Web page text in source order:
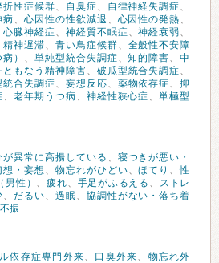
折性症候群、 自臭症、 自律神経失調症、
病、 心因性の性欲減退 、 心因性の発熱、
心臓神経症、 神経質不眠症、神経衰弱、
精神遅滞、 青い鳥症候群、 全般性不安障
） 、 単純型統合失調症、知的障害、中
ともなう精神障害、 破瓜型統合失調症、
統合失調症、 妄想反応、 薬物依存症、抑
、 老年期うつ病、 神経性狭心症、単極型
が異常に高揚している 、 寝つきが悪い・
想・妄想 、 物忘れがひどい、ほてり 、性
男性） 、疲れ、 手足がふるえる 、 ストレ
、 だるい、 過眠、 協調性がない・落ち着
振
依存症専門外来、 口臭外来、 物忘れ外